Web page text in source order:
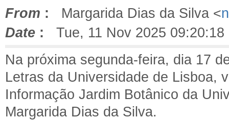
From : Margarida Dias da Silva <
Date : Tue, 11 Nov 2025 09:20:18
Na próxima segunda-feira, dia 17
Letras da Universidade de Lisboa,
Informação Jardim Botânico da
Margarida Dias da Silva.